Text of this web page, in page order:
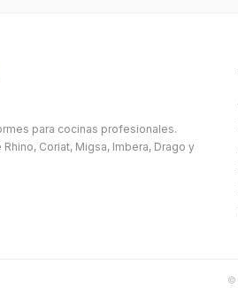
para cocinas profesionales.
Coriat, Migsa, Imbera, Drago y
©